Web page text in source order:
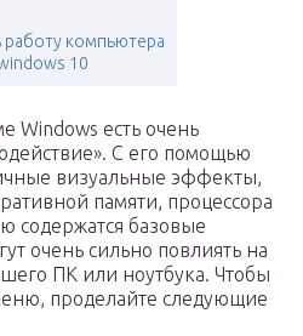
работу компьютера
10
Windows есть очень
С его помощью
визуальные эффекты,
памяти, процессора
содержатся базовые
очень сильно повлиять на
ПК или ноутбука. Чтобы
проделайте следующие